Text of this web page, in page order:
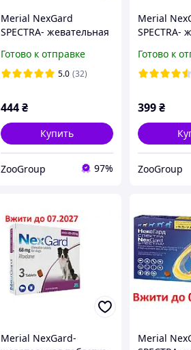
Merial NexGard
SPECTRA- жевательная
(15.1-30 кг ) 1 таблетка
Готово к отправке
5.0 (32)
444₴
Купить
ZooGroup 97%
Merial
SPECTRA-
- 15кг ) 1
Готово к
399₴
ZooGroup
Merial NexGard-
Merial